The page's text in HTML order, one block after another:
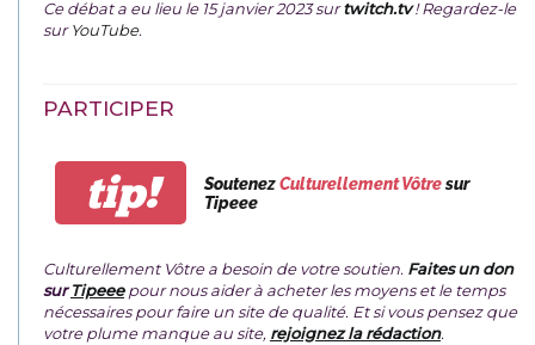
Ce débat a eu lieu le 15 janvier 2023 surtwitch.tv ! Regardez-le
surYouTube.
PARTICIPER
tip! SoutenezCulturellement Vôtresur
Tipeee
Culturellement Vôtre a besoin de votre soutien. Faites un don
surTipeeepour nous aider à acheter les moyens et le temps
nécessaires pour faire un site de qualité. Et si vous pensez que
votre plume manque au site, rejoignez la rédaction.